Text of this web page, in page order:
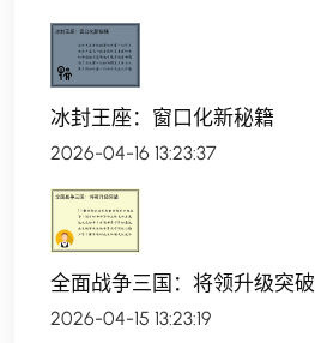
冰封王座：窗口化新秘籍
2026-04-16 13:23:37
全面战争三国：将领升级突破
2026-04-15 13:23:19